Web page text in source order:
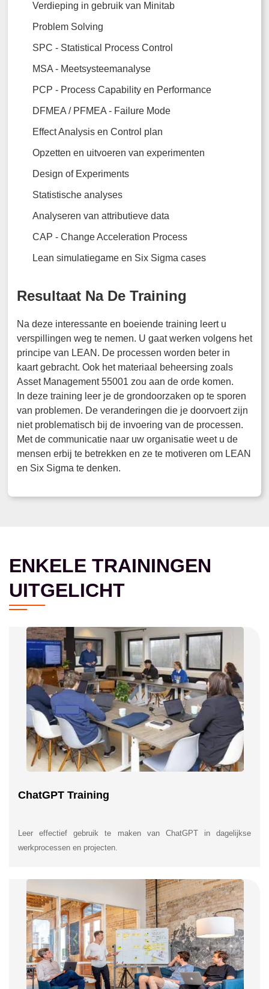
Verdieping in gebruik van Minitab
Problem Solving
SPC - Statistical Process Control
MSA - Meetsysteemanalyse
PCP - Process Capability en Performance
DFMEA / PFMEA - Failure Mode
Effect Analysis en Control plan
Opzetten en uitvoeren van experimenten
Design of Experiments
Statistische analyses
Analyseren van attributieve data
CAP - Change Acceleration Process
Lean simulatiegame en Six Sigma cases
Resultaat Na De Training
Na deze interessante en boeiende training leert u
verspillingen weg te nemen. U gaat werken volgens het
principe van LEAN. De processen worden beter in
kaart gebracht. Ook het materiaal beheersing zoals
Asset Management 55001 zou aan de orde komen.
In deze training leer je de grondoorzaken op te sporen
van problemen. De veranderingen die je doorvoert zijn
niet problematisch bij de invoering van de processen.
Met de communicatie naar uw organisatie weet u de
mensen erbij te betrekken en ze te motiveren om LEAN
en Six Sigma te denken.
ENKELE TRAININGEN
UITGELICHT
ChatGPT Training
Leer effectief gebruik te maken van ChatGPT in dagelijkse
werkprocessen en projecten.